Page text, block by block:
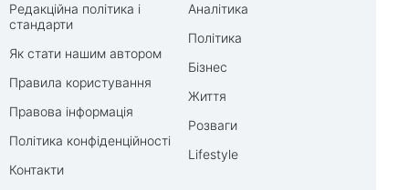
Редакційна політика і
стандарти
Як стати нашим автором
Правила користування
Правова інформація
Політика конфіденційності
Контакти
Аналітика
Політика
Бізнес
Життя
Розваги
Lifestyle